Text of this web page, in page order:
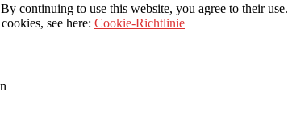
continuing to use this website, you agree to their use.
see here: Cookie-Richtlinie